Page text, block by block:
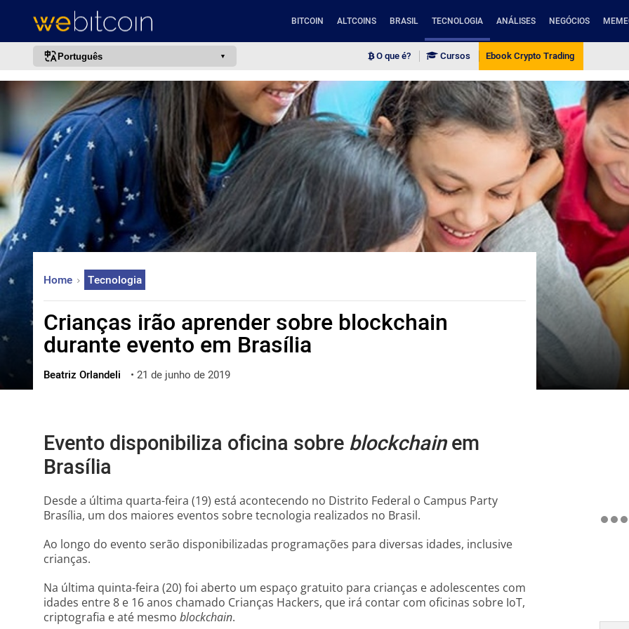
BITCOIN ALTCOINS BRASIL TECNOLOGIA ANÁLISES NEGÓCIOS
Português
português (BR)
english
español
français
deutsch
日本語
한국어
العربية
ไทย
ქართული
O que é? Cursos Ebook Crypto Trading
Home Tecnologia
Crianças irão aprender sobre blockchain
durante evento em Brasília
Beatriz Orlandeli • 21 de junho de 2019
Evento disponibiliza oficina sobreblockchainem
Brasília
Desde a última quarta-feira (19) está acontecendo no Distrito Federal o Campus Party
Brasília, um dos maiores eventos sobre tecnologia realizados no Brasil.
Ao longo do evento serão disponibilizadas programações para diversas idades, inclusive
crianças.
Na última quinta-feira (20) foi aberto um espaço gratuito para crianças e adolescentes com
idades entre 8 e 16 anos chamado Crianças Hackers, que irá contar com oficinas sobre IoT,
criptografia e até mesmo blockchain.